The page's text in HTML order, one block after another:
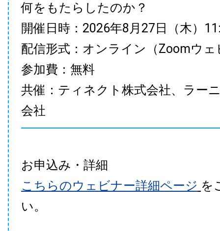
何をもたらしたのか？
開催日時：2026年8月27日（木）
配信形式：オンライン（Zoomウェ
参加費：無料
共催：ティネクト株式会社、ラー
会社
お申込み・詳細
こちらのウェビナー詳細ページ を
い。